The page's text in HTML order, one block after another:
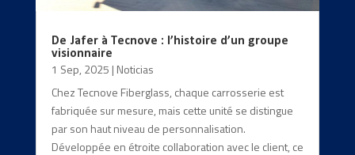
De Jafer à Tecnove : l’histoire d’un groupe
visionnaire
1 Sep, 2025 | Noticias
Chez Tecnove Fiberglass, chaque carrosserie est
fabriquée sur mesure, mais cette unité se distingue
par son haut niveau de personnalisation.
Développée en étroite collaboration avec le client, ce